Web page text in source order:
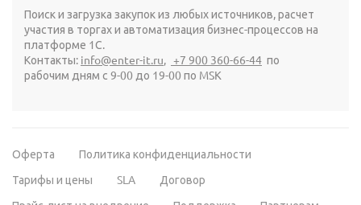
Поиск и загрузка закупок из любых источников, расчет
участия в торгах и автоматизация бизнес-процессов на
платформе 1С.
Контакты: info@enter-it.ru, +7 900 360-66-44 по
рабочим дням с 9-00 до 19-00 по MSK
Оферта
Политика конфиденциальности
Тарифы и цены
SLA
Договор